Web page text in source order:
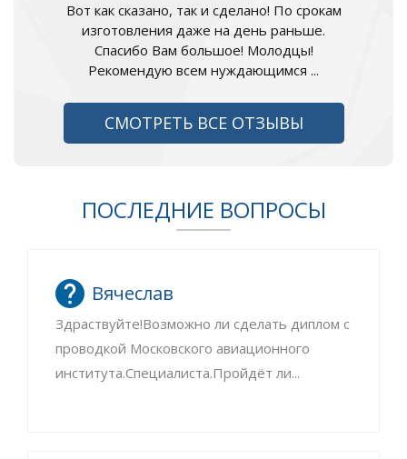
Вот как сказано, так и сделано! По срокам
изготовления даже на день раньше.
Спасибо Вам большое! Молодцы!
Рекомендую всем нуждающимся ...
СМОТРЕТЬ ВСЕ ОТЗЫВЫ
ПОСЛЕДНИЕ ВОПРОСЫ
Вячеслав
Здраствуйте!Возможно ли сделать диплом с
проводкой Московского авиационного
института.Специалиста.Пройдёт ли...